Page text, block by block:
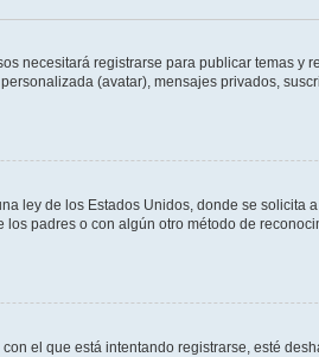
necesitará registrarse para publicar temas y
(avatar), mensajes privados,
ley de los Estados Unidos, donde se solicita
padres o con algún otro método de
el que está intentando registrarse, esté